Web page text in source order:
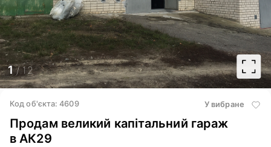
1/ 12
Код об'єкта: 4609 У вибране
Продам великий капітальний гараж
в АК29